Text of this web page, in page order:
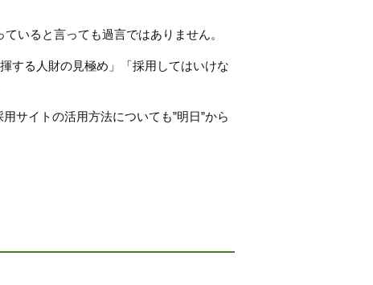
いると言っても過言ではありません。
する人財の見極め」「採用してはいけな
サイトの活用方法についても”明日”から